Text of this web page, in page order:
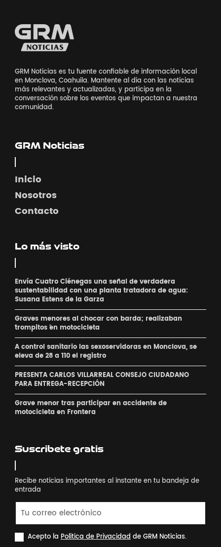
GRM Noticias es tu fuente confiable de información local
en Monclova, Coahuila. Mantente al día con las noticias
más relevantes y actualizadas, y participa en la
conversación sobre los eventos que impactan a nuestra
comunidad.
GRM Noticias
Inicio
Nosotros
Contacto
Lo más visto
Envía Cuatro Ciénegas una señal de verdadera
sustentabilidad con una planta tratadora de agua:
Susana Estens de la Garza
Graves menores al chocar con barda; realizaban
´trompitos ´en motocicleta
A control sanitario las sexoservidoras en Monclova, se
eleva de 28 a 110 el registro
PRESENTA CARLOS VILLARREAL CONSEJO CIUDADANO
PARA ENTREGA-RECEPCIÓN
Grave menor tras participar en accidente de
motocicleta en Frontera
Suscribete gratis
Recibe noticias importantes al instante en tu bandeja de
entrada
Acepto la Política de Privacidadde GRM Noticias.